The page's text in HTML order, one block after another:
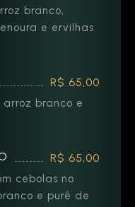
branco,
e ervilhas
R$ 65,00
branco e
R$ 65,00
cebolas no
e purê de